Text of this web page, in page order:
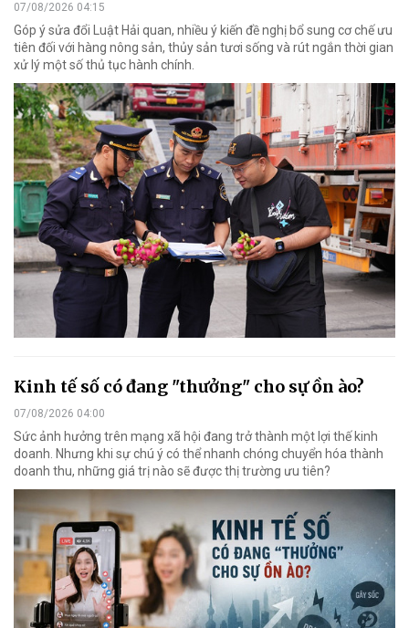
07/08/2026 04:15
Góp ý sửa đổi Luật Hải quan, nhiều ý kiến đề nghị bổ sung cơ chế ưu
tiên đối với hàng nông sản, thủy sản tươi sống và rút ngắn thời gian
xử lý một số thủ tục hành chính.
Kinh tế số có đang "thưởng" cho sự ồn ào?
07/08/2026 04:00
Sức ảnh hưởng trên mạng xã hội đang trở thành một lợi thế kinh
doanh. Nhưng khi sự chú ý có thể nhanh chóng chuyển hóa thành
doanh thu, những giá trị nào sẽ được thị trường ưu tiên?